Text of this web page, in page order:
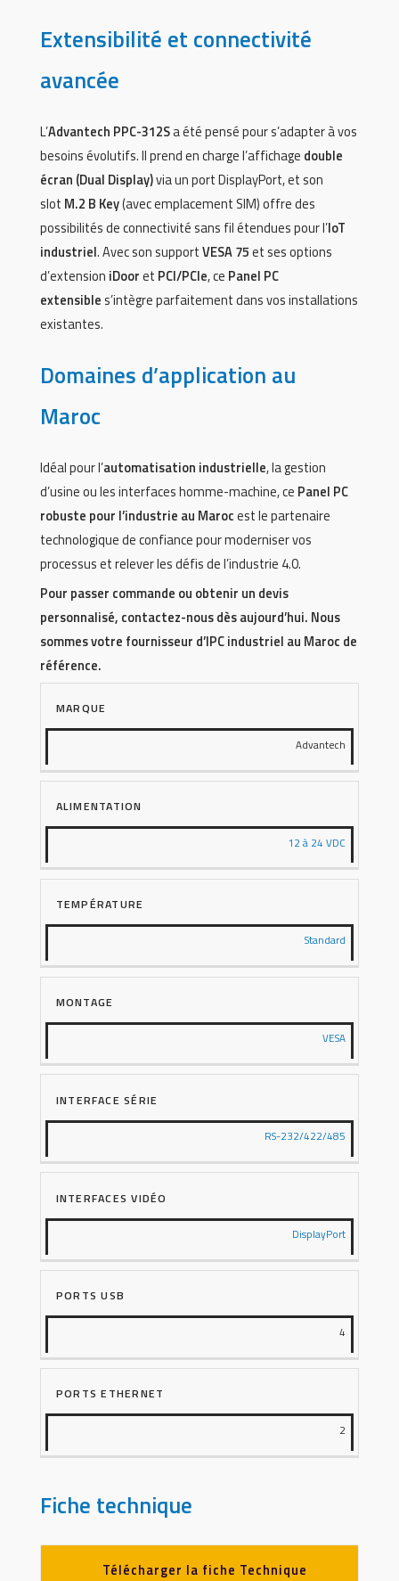
Extensibilité et connectivité
avancée
L’Advantech PPC-312Sa été pensé pour s’adapter à vos
besoins évolutifs. Il prend en charge l’affichage double
écran (Dual Display)via un port DisplayPort, et son
slot M.2 B Key(avec emplacement SIM) offre des
possibilités de connectivité sans fil étendues pour l’IoT
industriel. Avec son supportVESA 75et ses options
d’extension iDooret PCI/PCIe, ce Panel PC
extensibles’intègre parfaitement dans vos installations
existantes.
Domaines d’application au
Maroc
Idéal pour l’automatisation industrielle, la gestion
d’usine ou les interfaces homme-machine, ce Panel PC
robuste pour l’industrie au Marocest le partenaire
technologique de confiance pour moderniser vos
processus et relever les défis de l’industrie 4.0.
Pour passer commande ou obtenir un devis
personnalisé, contactez-nous dès aujourd’hui. Nous
sommes votre fournisseur d’IPC industriel au Maroc de
référence.
MARQUE
Advantech
ALIMENTATION
12 à 24 VDC
TEMPÉRATURE
Standard
MONTAGE
VESA
INTERFACE SÉRIE
RS-232/422/485
INTERFACES VIDÉO
DisplayPort
PORTS USB
4
PORTS ETHERNET
2
Fiche technique
Télécharger la fiche Technique